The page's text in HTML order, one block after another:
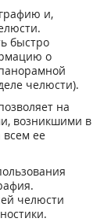
и,
быстро
о
челюсти).
на
возникшими в
ее
челюсти